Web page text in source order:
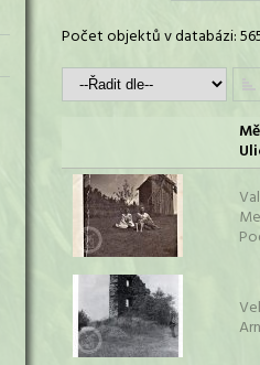
Počet objektů v databázi: